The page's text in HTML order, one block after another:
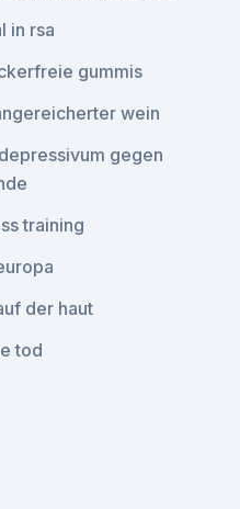
in rsa
gummis
wein
gegen
training
der haut
tod